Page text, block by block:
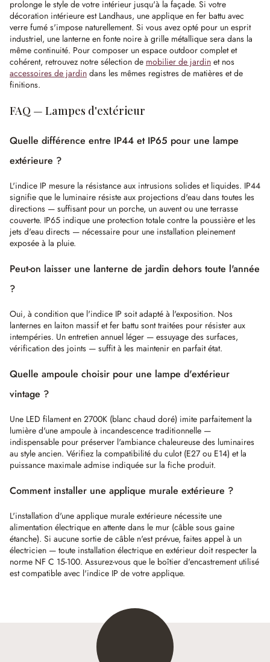
prolonge le style de votre intérieur jusqu'à la façade. Si votre
décoration intérieure est Landhaus, une applique en fer battu avec
verre fumé s'impose naturellement. Si vous avez opté pour un esprit
industriel, une lanterne en fonte noire à grille métallique sera dans la
même continuité. Pour composer un espace outdoor complet et
cohérent, retrouvez notre sélection de mobilier de jardin et nos
accessoires de jardin dans les mêmes registres de matières et de
finitions.
FAQ — Lampes d'extérieur
Quelle différence entre IP44 et IP65 pour une lampe
extérieure ?
L'indice IP mesure la résistance aux intrusions solides et liquides. IP44
signifie que le luminaire résiste aux projections d'eau dans toutes les
directions — suffisant pour un porche, un auvent ou une terrasse
couverte. IP65 indique une protection totale contre la poussière et les
jets d'eau directs — nécessaire pour une installation pleinement
exposée à la pluie.
Peut-on laisser une lanterne de jardin dehors toute l'année
?
Oui, à condition que l'indice IP soit adapté à l'exposition. Nos
lanternes en laiton massif et fer battu sont traitées pour résister aux
intempéries. Un entretien annuel léger — essuyage des surfaces,
vérification des joints — suffit à les maintenir en parfait état.
Quelle ampoule choisir pour une lampe d'extérieur
vintage ?
Une LED filament en 2700K (blanc chaud doré) imite parfaitement la
lumière d'une ampoule à incandescence traditionnelle —
indispensable pour préserver l'ambiance chaleureuse des luminaires
au style ancien. Vérifiez la compatibilité du culot (E27 ou E14) et la
puissance maximale admise indiquée sur la fiche produit.
Comment installer une applique murale extérieure ?
L'installation d'une applique murale extérieure nécessite une
alimentation électrique en attente dans le mur (câble sous gaine
étanche). Si aucune sortie de câble n'est prévue, faites appel à un
électricien — toute installation électrique en extérieur doit respecter la
norme NF C 15-100. Assurez-vous que le boîtier d'encastrement utilisé
est compatible avec l'indice IP de votre applique.